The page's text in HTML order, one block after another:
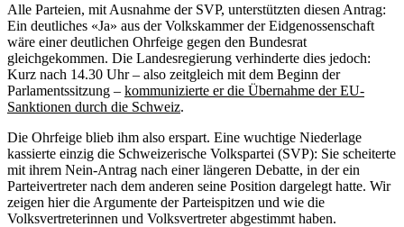
Alle Parteien, mit Ausnahme der SVP, unterstützten diesen Antrag:
Ein deutliches «Ja» aus der Volkskammer der Eidgenossenschaft
wäre einer deutlichen Ohrfeige gegen den Bundesrat
gleichgekommen. Die Landesregierung verhinderte dies jedoch:
Kurz nach 14.30 Uhr – also zeitgleich mit dem Beginn der
Parlamentssitzung – kommunizierte er die Übernahme der EU-
Sanktionen durch die Schweiz.
Die Ohrfeige blieb ihm also erspart. Eine wuchtige Niederlage
kassierte einzig die Schweizerische Volkspartei (SVP): Sie scheiterte
mit ihrem Nein-Antrag nach einer längeren Debatte, in der ein
Parteivertreter nach dem anderen seine Position dargelegt hatte. Wir
zeigen hier die Argumente der Parteispitzen und wie die
Volksvertreterinnen und Volksvertreter abgestimmt haben.